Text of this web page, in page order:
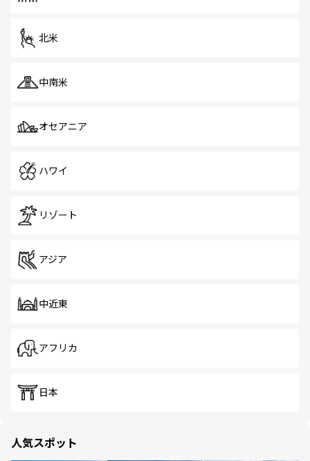
北米
中南米
オセアニア
ハワイ
リゾート
アジア
中近東
アフリカ
日本
人気スポット